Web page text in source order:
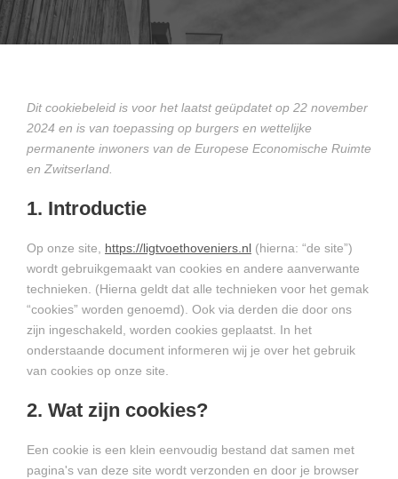
Dit cookiebeleid is voor het laatst geüpdatet op 22 november
2024 en is van toepassing op burgers en wettelijke
permanente inwoners van de Europese Economische Ruimte
en Zwitserland.
1. Introductie
Op onze site, https://ligtvoethoveniers.nl (hierna: “de site”)
wordt gebruikgemaakt van cookies en andere aanverwante
technieken. (Hierna geldt dat alle technieken voor het gemak
“cookies” worden genoemd). Ook via derden die door ons
zijn ingeschakeld, worden cookies geplaatst. In het
onderstaande document informeren wij je over het gebruik
van cookies op onze site.
2. Wat zijn cookies?
Een cookie is een klein eenvoudig bestand dat samen met
pagina's van deze site wordt verzonden en door je browser